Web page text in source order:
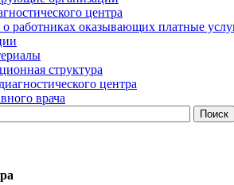
центра
работниках оказывающих платные
структура
центра
врача